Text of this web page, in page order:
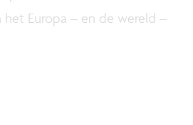
Europa – en de wereld –